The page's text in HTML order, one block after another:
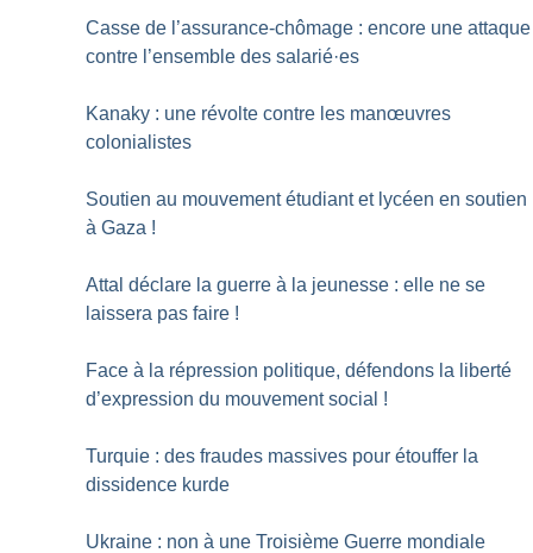
Casse de l’assurance-chômage : encore une attaque
contre l’ensemble des salarié·es
Kanaky : une révolte contre les manœuvres
colonialistes
Soutien au mouvement étudiant et lycéen en soutien
à Gaza !
Attal déclare la guerre à la jeunesse : elle ne se
laissera pas faire !
Face à la répression politique, défendons la liberté
d’expression du mouvement social !
Turquie : des fraudes massives pour étouffer la
dissidence kurde
Ukraine : non à une Troisième Guerre mondiale